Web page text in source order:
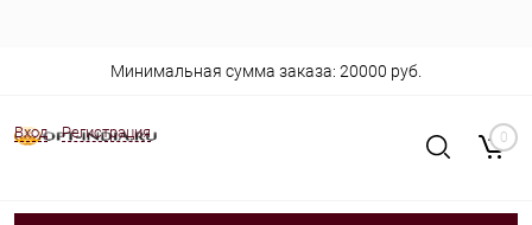
Вход Регистрация
Минимальная сумма заказа: 20000 руб.
0